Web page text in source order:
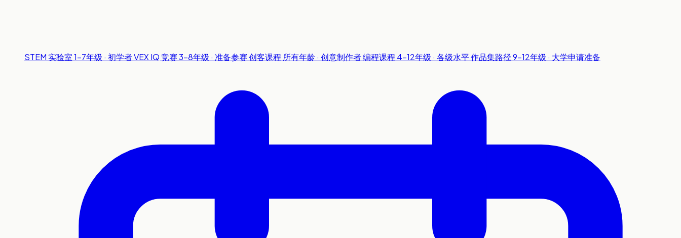
STEM 实验室1-7年级 · 初学者VEX IQ 竞赛3-8年级 · 准备参赛创客课程 所有年龄 · 创意制作者编程课程 4-12年级 · 各级水平作品集路径9-12年级 · 大学申请准备